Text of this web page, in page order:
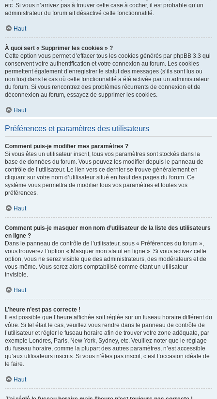
etc. Si vous n’arrivez pas à trouver cette case à cocher, il est probable qu’un
administrateur du forum ait désactivé cette fonctionnalité.
Haut
À quoi sert « Supprimer les cookies » ?
Cette option vous permet d’effacer tous les cookies générés par phpBB 3.3 qui
conservent votre authentification et votre connexion au forum. Les cookies
permettent également d’enregistrer le statut des messages (s’ils sont lus ou
non lus) dans le cas où cette fonctionnalité a été activée par un administrateur
du forum. Si vous rencontrez des problèmes récurrents de connexion et de
déconnexion au forum, essayez de supprimer les cookies.
Haut
Préférences et paramètres des utilisateurs
Comment puis-je modifier mes paramètres ?
Si vous êtes un utilisateur inscrit, tous vos paramètres sont stockés dans la
base de données du forum. Vous pouvez les modifier depuis le panneau de
contrôle de l’utilisateur. Le lien vers ce dernier se trouve généralement en
cliquant sur votre nom d’utilisateur situé en haut des pages du forum. Ce
système vous permettra de modifier tous vos paramètres et toutes vos
préférences.
Haut
Comment puis-je masquer mon nom d’utilisateur de la liste des utilisateurs
en ligne ?
Dans le panneau de contrôle de l’utilisateur, sous « Préférences du forum »,
vous trouverez l’option « Masquer mon statut en ligne ». Si vous activez cette
option, vous ne serez visible que des administrateurs, des modérateurs et de
vous-même. Vous serez alors comptabilisé comme étant un utilisateur
invisible.
Haut
L’heure n’est pas correcte !
Il est possible que l’heure affichée soit réglée sur un fuseau horaire différent du
vôtre. Si tel était le cas, veuillez vous rendre dans le panneau de contrôle de
l’utilisateur et régler le fuseau horaire afin de trouver votre zone adéquate, par
exemple Londres, Paris, New York, Sydney, etc. Veuillez noter que le réglage
du fuseau horaire, comme la plupart des autres paramètres, n’est accessible
qu’aux utilisateurs inscrits. Si vous n’êtes pas inscrit, c’est l’occasion idéale de
le faire.
Haut